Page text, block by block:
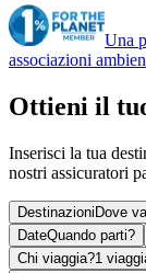
Una
associazioni
Ottieni il
Inserisci la tua
nostri assicuratori
Destinazioni Dove
DateQuando parti?
Chi viaggia?1